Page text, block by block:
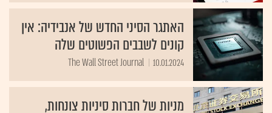
האתגר הסיני החדש של אנבידיה: אין
קונים לשבבים הפשוטים שלה
10.01.2024
The Wall Street Journal
מניות של חברות סיניות צונחות,